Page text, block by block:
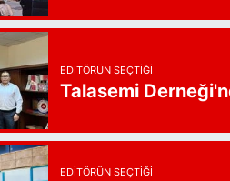
EDITÖRÜN SEÇTIĞI
Talasemi
EDITÖRÜN SEÇTIĞI